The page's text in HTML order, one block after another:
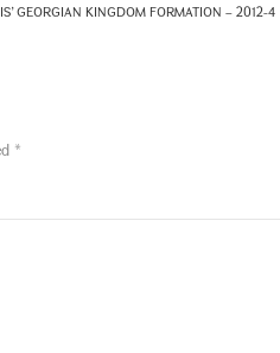
GEORGIAN KINGDOM FORMATION – 2012-4
*